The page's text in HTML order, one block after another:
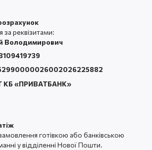
реквізитами:
Володимирович
КБ «ПРИВАТБАНК»
готівкою або банківською
у відділенні Нової Пошти.